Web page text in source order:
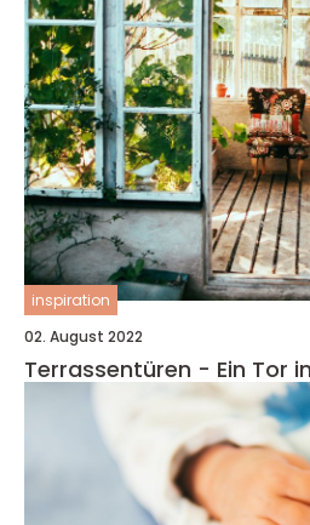
inspiration
02. August 2022
Terrassentüren - Ein Tor